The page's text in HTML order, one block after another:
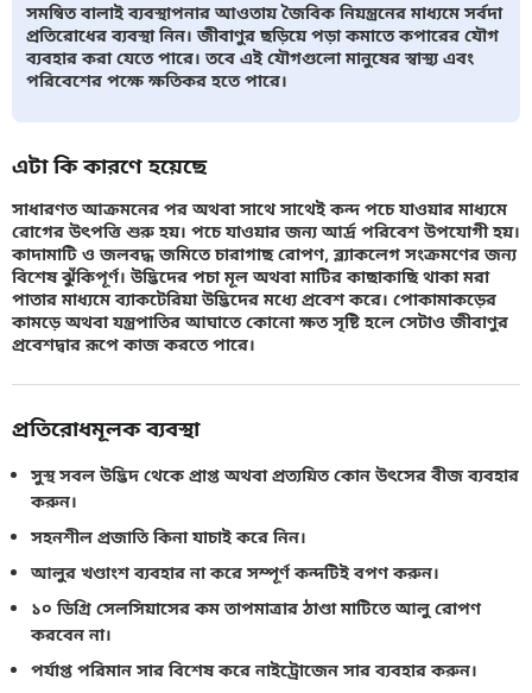
সমন্বিত বালাই ব্যবস্থাপনার আওতায় জৈবিক নিয়ন্ত্রনের মাধ্যমে সর্বদা
প্রতিরোধের ব্যবস্থা নিন। জীবাণুর ছড়িয়ে পড়া কমাতে কপারের যৌগ
ব্যবহার করা যেতে পারে। তবে এই যৌগগুলো মানুষের স্বাস্থ্য এবং
পরিবেশের পক্ষে ক্ষতিকর হতে পারে।
এটা কি কারণে হয়েছে
সাধারণত আক্রমনের পর অথবা সাথে সাথেই কন্দ পচে যাওয়ার মাধ্যমে
রোগের উৎপত্তি শুরু হয়। পচে যাওয়ার জন্য আর্দ্র পরিবেশ উপযোগী হয়।
কাদামাটি ও জলবদ্ধ জমিতে চারাগাছ রোপণ, ব্ল্যাকলেগ সংক্রমণের জন্য
বিশেষ ঝুঁকিপূর্ণ। উদ্ভিদের পচা মূল অথবা মাটির কাছাকাছি থাকা মরা
পাতার মাধ্যমে ব্যাকটেরিয়া উদ্ভিদের মধ্যে প্রবেশ করে। পোকামাকড়ের
কামড়ে অথবা যন্ত্রপাতির আঘাতে কোনো ক্ষত সৃষ্টি হলে সেটাও জীবাণুর
প্রবেশদ্বার রূপে কাজ করতে পারে।
প্রতিরোধমূলক ব্যবস্থা
সুস্থ সবল উদ্ভিদ থেকে প্রাপ্ত অথবা প্রত্যয়িত কোন উৎসের বীজ ব্যবহার
করুন।
সহনশীল প্রজাতি কিনা যাচাই করে নিন।
আলুর খণ্ডাংশ ব্যবহার না করে সম্পূর্ণ কন্দটিই বপণ করুন।
১০ ডিগ্রি সেলসিয়াসের কম তাপমাত্রার ঠাণ্ডা মাটিতে আলু রোপণ
করবেন না।
পর্যাপ্ত পরিমান সার বিশেষ করে নাইট্রোজেন সার ব্যবহার করুন।